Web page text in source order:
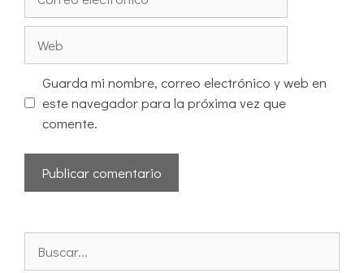
Guarda mi nombre, correo electrónico y web en
este navegador para la próxima vez que
comente.